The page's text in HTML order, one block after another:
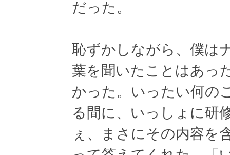
だった。
恥ずかしながら、僕は
葉を聞いたことはあっ
かった。いったい何の
る間に、いっしょに研
ぇ、まさにその内容を